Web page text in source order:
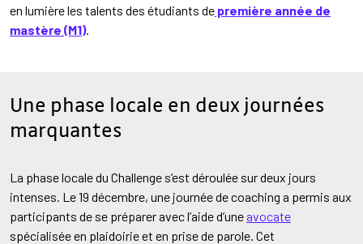
en lumière les talents des étudiants de première année de
mastère (M1).
Une phase locale en deux journées
marquantes
La phase locale du Challenge s’est déroulée sur deux jours
intenses. Le 19 décembre, une journée de coaching a permis aux
participants de se préparer avec l’aide d’une avocate
spécialisée en plaidoirie et en prise de parole. Cet